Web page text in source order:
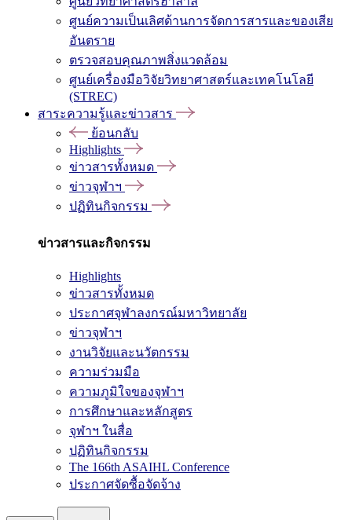
ศูนย์ความเป็นเลิศด้านการจัดการสารและของเสีย
อันตราย
ตรวจสอบคุณภาพสิ่งแวดล้อม
ศูนย์เครื่องมือวิจัยวิทยาศาสตร์และเทคโนโลยี
(STREC)
สาระความรู้และข่าวสาร
ย้อนกลับ
Highlights
ข่าวสารทั้งหมด
ข่าวจุฬาฯ
ปฏิทินกิจกรรม
ข่าวสารและกิจกรรม
Highlights
ข่าวสารทั้งหมด
ประกาศจุฬาลงกรณ์มหาวิทยาลัย
ข่าวจุฬาฯ
งานวิจัยและนวัตกรรม
ความร่วมมือ
ความภูมิใจของจุฬาฯ
การศึกษาและหลักสูตร
จุฬาฯ ในสื่อ
ปฏิทินกิจกรรม
The 166th ASAIHL Conference
ประกาศจัดซื้อจัดจ้าง